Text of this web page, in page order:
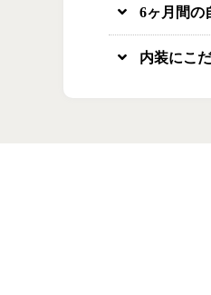
6ヶ月間の
内装にこ